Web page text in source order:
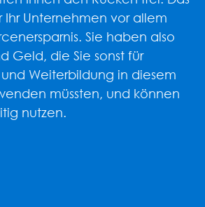
Unternehmen vor allem
Sie haben also
Geld, die Sie sonst für
Weiterbildung in diesem
müssten, und können
nutzen.